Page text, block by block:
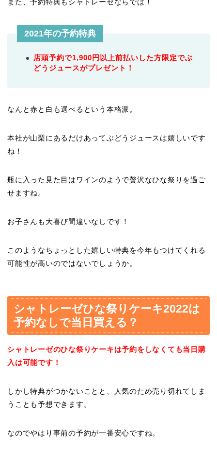
また、予約特典もシャトレーゼならでは！
2021年の予約特典
店頭予約で1,900円以上前払いした方限定でぶ
どうジュースがプレゼント！
なんと赤と白も選べるという本格派。
本社が山梨にあるだけあってぶどうジュースは嬉しいです
ね！
瓶に入った見た目はワインのようで贅沢なひな祭りを過ご
せますね。
お子さんも大喜び間違いなしです！
このようなちょっとした嬉しい特典を今年もつけてくれる
可能性が高いのではないでしょうか。
シャトレーゼひな祭りケーキ2022は
予約なしで当日買える？
シャトレーゼのひな祭りケーキは予約をしなくても当日購
入は可能です！
しかし特典がつかないことと、人気のため売り切れてしま
うことも予想できます。
なのでやはり事前の予約が一番安心ですね。